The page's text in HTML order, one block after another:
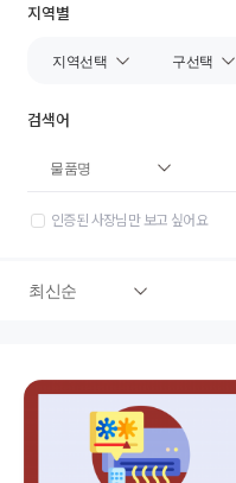
지역별
검색어
인증된 사장님만 보고 싶어요